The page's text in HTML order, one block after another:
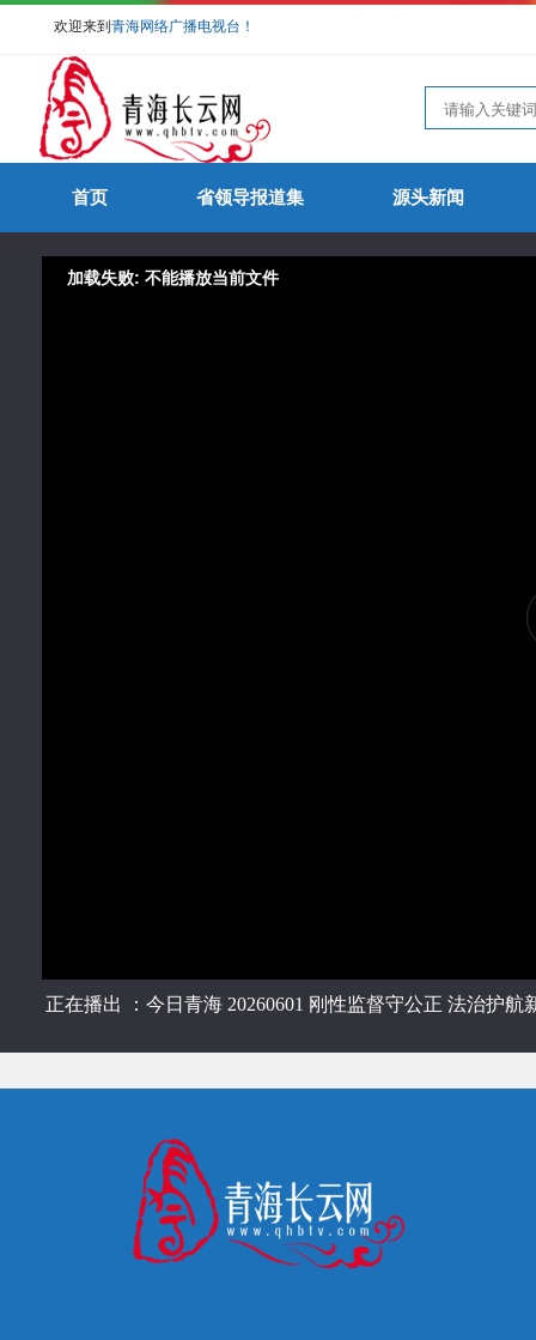
欢迎来到 青海网络广播电视台！
首页 省领导报道集 源头新闻
加载失败: 不能播放当前文件
正在播出 ：今日青海 20260601 刚性监督守公正 法治护航